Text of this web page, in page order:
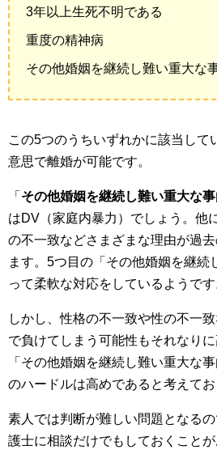
3年以上生死不明である
重度の精神病
その他婚姻を継続し難い重大な
この5つのうちいずれかに該当して
意思で離婚が可能です。
「 その他婚姻を継続し難い重大な事
はDV（家庭内暴力）でしょう。他
の不一致などさまざまな理由が過
ます。5つ目の「その他婚姻を継続
って柔軟な対応をしているようです
しかし、性格の不一致や性の不一
で負けてしまう可能性もそれなり
「その他婚姻を継続し難い重大な
のハードルは高めであると考えてお
素人では判断が難しい問題となる
護士に相談だけでもしておくことが